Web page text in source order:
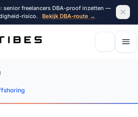
senior freelancers DBA-proof inzetten —
risico.
Bekijk DBA-route →